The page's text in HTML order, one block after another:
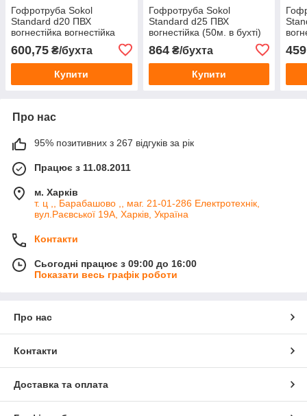
Гофротруба Sokol
Standard d20 ПВХ
вогнестійка вогнестійка
600,75 ₴/бухта
Купити
Гофротруба Sokol
Standard d25 ПВХ
вогнестійка (50м. в бухті)
864₴/бухта
Купити
459
Про нас
95% позитивних з 267 відгуків за рік
Працює з 11.08.2011
м. Харків
т. ц ,, Барабашово ,, маг. 21-01-286 Електротехнік,
вул.Раєвської 19А, Харків, Україна
Контакти
Сьогодні працює з 09:00 до 16:00
Показати весь графік роботи
Про нас
Контакти
Доставка та оплата